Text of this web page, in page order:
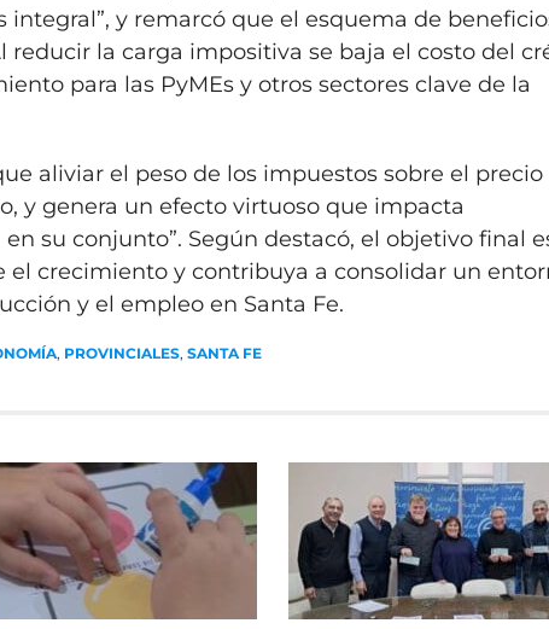
integral”, y remarcó que el esquema de
reducir la carga impositiva se baja el costo del
para las PyMEs y otros sectores clave de la
aliviar el peso de los impuestos sobre el
y genera un efecto virtuoso que impacta
su conjunto”. Según destacó, el objetivo final
crecimiento y contribuya a consolidar un
y el empleo en Santa Fe.
, PROVINCIALES,SANTA FE